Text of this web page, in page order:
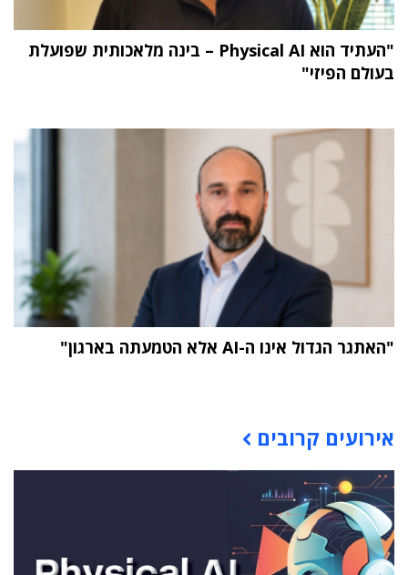
"העתיד הוא Physical AI – בינה מלאכותית שפועלת
בעולם הפיזי"
"האתגר הגדול אינו ה-AI אלא הטמעתה בארגון"
אירועים קרובים